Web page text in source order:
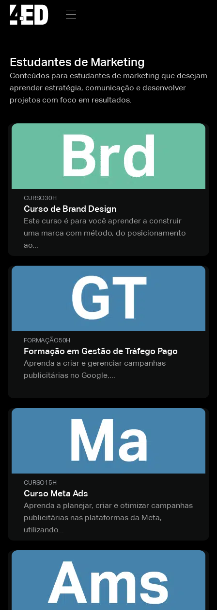
Estudantes de Marketing
Conteúdos para estudantes de marketing que desejam
aprender estratégia, comunicação e desenvolver
projetos com foco em resultados.
CURSO30H
Curso de Brand Design
Este curso é para você aprender a construir
uma marca com método, do posicionamento
ao...
FORMAÇÃO50H
Formação em Gestão de Tráfego Pago
Aprenda a criar e gerenciar campanhas
publicitárias no Google,...
CURSO15H
Curso Meta Ads
Aprenda a planejar, criar e otimizar campanhas
publicitárias nas plataformas da Meta,
utilizando...